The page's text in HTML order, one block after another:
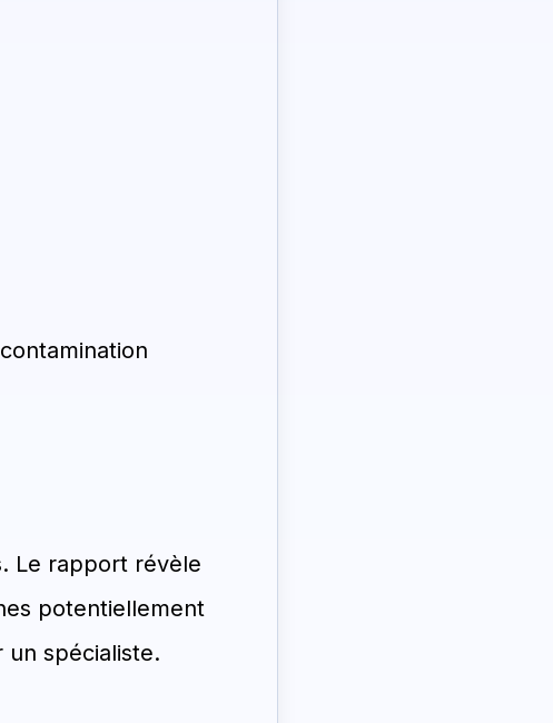
Le rapport révèle
potentiellement
un spécialiste.